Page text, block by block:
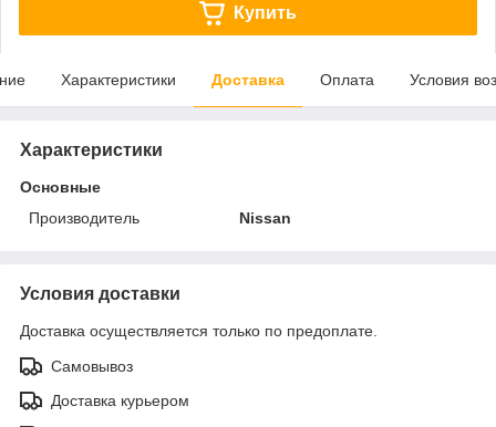
Купить
Характеристики Доставка Оплата Условия
Характеристики
Основные
Производитель
Nissan
Условия доставки
Доставка осуществляется только по предоплате.
Самовывоз
Доставка курьером